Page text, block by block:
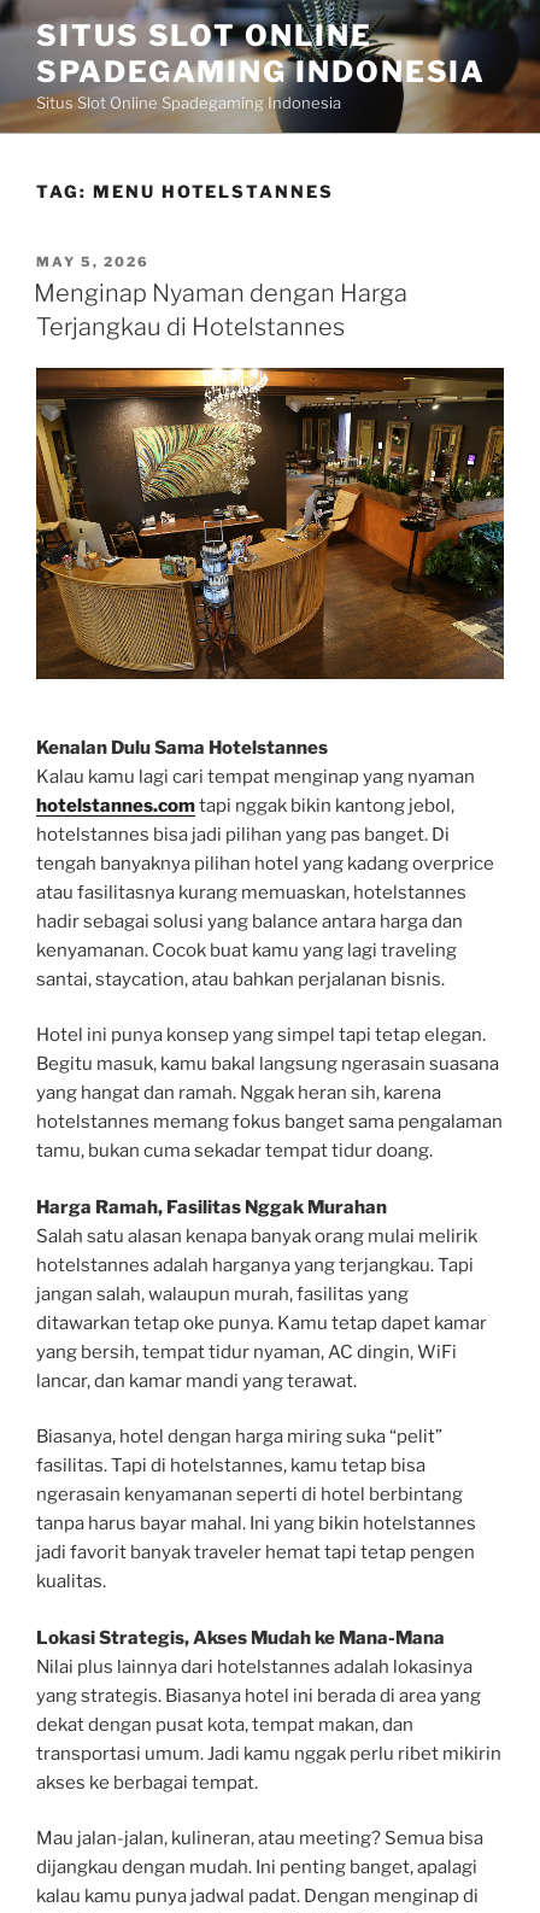
Skip
content
SITUS SLOT ONLINE
SPADEGAMING INDONESIA
Situs Slot Online Spadegaming Indonesia
TAG: MENU HOTELSTANNES
POSTED
ON
MAY 5, 2026
Menginap Nyaman dengan Harga
Terjangkau di Hotelstannes
Kenalan Dulu Sama Hotelstannes
Kalau kamu lagi cari tempat menginap yang nyaman
hotelstannes.comtapi nggak bikin kantong jebol,
hotelstannes bisa jadi pilihan yang pas banget. Di
tengah banyaknya pilihan hotel yang kadang overprice
atau fasilitasnya kurang memuaskan, hotelstannes
hadir sebagai solusi yang balance antara harga dan
kenyamanan. Cocok buat kamu yang lagi traveling
santai, staycation, atau bahkan perjalanan bisnis.
Hotel ini punya konsep yang simpel tapi tetap elegan.
Begitu masuk, kamu bakal langsung ngerasain suasana
yang hangat dan ramah. Nggak heran sih, karena
hotelstannes memang fokus banget sama pengalaman
tamu, bukan cuma sekadar tempat tidur doang.
Harga Ramah, Fasilitas Nggak Murahan
Salah satu alasan kenapa banyak orang mulai melirik
hotelstannes adalah harganya yang terjangkau. Tapi
jangan salah, walaupun murah, fasilitas yang
ditawarkan tetap oke punya. Kamu tetap dapet kamar
yang bersih, tempat tidur nyaman, AC dingin, WiFi
lancar, dan kamar mandi yang terawat.
Biasanya, hotel dengan harga miring suka “pelit”
fasilitas. Tapi di hotelstannes, kamu tetap bisa
ngerasain kenyamanan seperti di hotel berbintang
tanpa harus bayar mahal. Ini yang bikin hotelstannes
jadi favorit banyak traveler hemat tapi tetap pengen
kualitas.
Lokasi Strategis, Akses Mudah ke Mana-Mana
Nilai plus lainnya dari hotelstannes adalah lokasinya
yang strategis. Biasanya hotel ini berada di area yang
dekat dengan pusat kota, tempat makan, dan
transportasi umum. Jadi kamu nggak perlu ribet mikirin
akses ke berbagai tempat.
Mau jalan-jalan, kulineran, atau meeting? Semua bisa
dijangkau dengan mudah. Ini penting banget, apalagi
kalau kamu punya jadwal padat. Dengan menginap di